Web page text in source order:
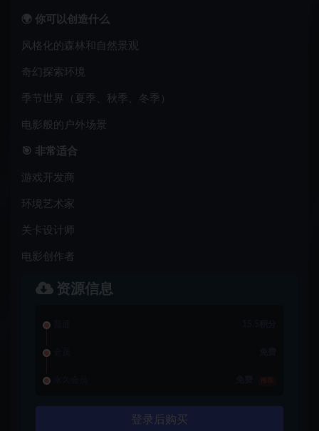
🌍 你可以创造什么
风格化的森林和自然景观
奇幻探索环境
季节世界（夏季、秋季、冬季）
电影般的户外场景
🎯 非常适合
游戏开发商
环境艺术家
关卡设计师
电影创作者
资源信息
推荐
登录后购买